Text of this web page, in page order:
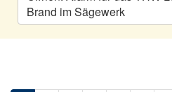
Brand im Sägewerk